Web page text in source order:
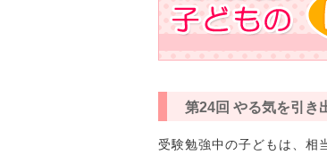
第24回 やる気を引き
受験勉強中の子どもは、相